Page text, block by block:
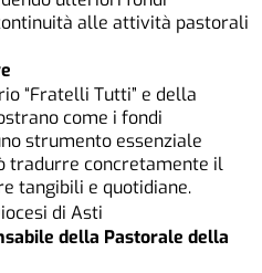
alle attività pastorali
“Fratelli Tutti” e della
come i fondi
strumento essenziale
tradurre concretamente il
tangibili e quotidiane.
di Asti
della Pastorale della